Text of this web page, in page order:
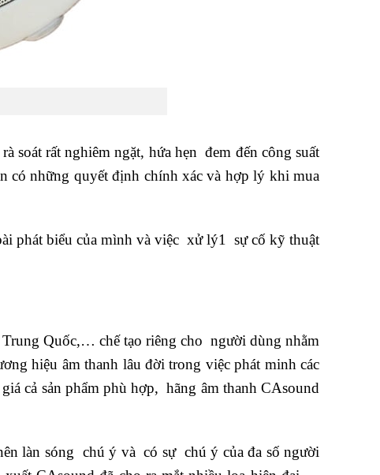
soát rất nghiêm ngặt, hứa hẹn đem đến công suất
có những quyết định chính xác và hợp lý khi mua
phát biểu của mình và việc xử lý1 sự cố kỹ thuật
Quốc,… chế tạo riêng cho người dùng nhằm
hiệu âm thanh lâu đời trong việc phát minh các
cả sản phẩm phù hợp, hãng âm thanh CAsound
làn sóng chú ý và có sự chú ý của đa số người